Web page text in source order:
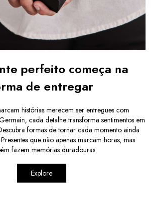
perfeito começa na
de entregar
histórias merecem ser entregues com
cada detalhe transforma sentimentos em
formas de tornar cada momento ainda
que não apenas marcam horas, mas
fazem memórias duradouras.
Explore